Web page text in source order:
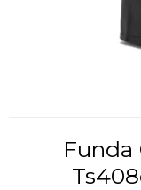
Funda Caja Acustica Alto